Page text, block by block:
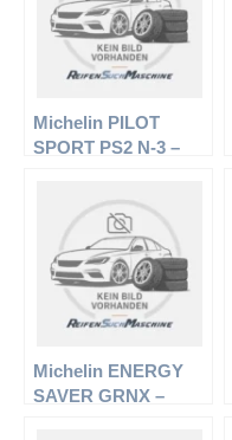
Michelin PILOT
SPORT PS2 N-3 –
Sommerreifen
Michelin ENERGY
SAVER GRNX –